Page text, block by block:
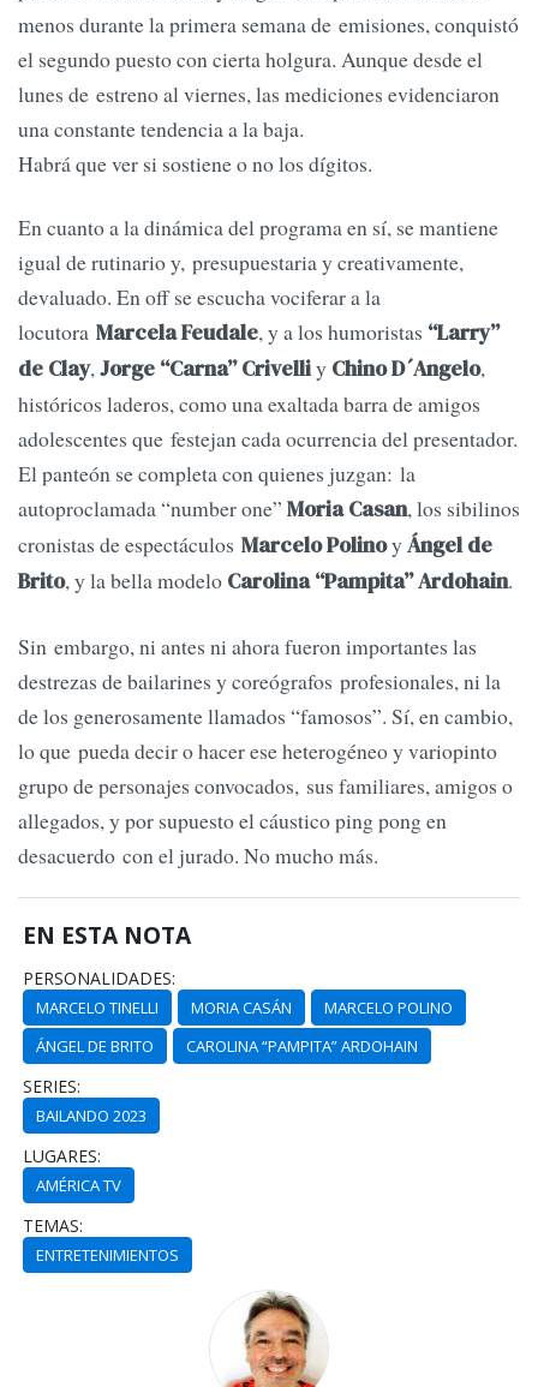
menos durante la primera semana de emisiones, conquistó
el segundo puesto con cierta holgura. Aunque desde el
lunes de estreno al viernes, las mediciones evidenciaron
una constante tendencia a la baja.
Habrá que ver si sostiene o no los dígitos.
En cuanto a la dinámica del programa en sí, se mantiene
igual de rutinario y, presupuestaria y creativamente,
devaluado. En off se escucha vociferar a la
locutora Marcela Feudale, y a los humoristas “Larry”
de Clay,Jorge “Carna” Crivelliy Chino D´Angelo,
históricos laderos, como una exaltada barra de amigos
adolescentes que festejan cada ocurrencia del presentador.
El panteón se completa con quienes juzgan: la
autoproclamada “number one” Moria Casan, los sibilinos
cronistas de espectáculos Marcelo Polinoy Ángel de
Brito, y la bella modelo Carolina “Pampita” Ardohain.
Sin embargo, ni antes ni ahora fueron importantes las
destrezas de bailarines y coreógrafos profesionales, ni la
de los generosamente llamados “famosos”. Sí, en cambio,
lo que pueda decir o hacer ese heterogéneo y variopinto
grupo de personajes convocados, sus familiares, amigos o
allegados, y por supuesto el cáustico ping pong en
desacuerdo con el jurado. No mucho más.
EN ESTA NOTA
PERSONALIDADES:
MARCELO TINELLI MORIA CASÁN
MARCELO POLINO
ÁNGEL DE BRITO
CAROLINA “PAMPITA” ARDOHAIN
SERIES:
BAILANDO 2023
LUGARES:
AMÉRICA TV
TEMAS:
ENTRETENIMIENTOS